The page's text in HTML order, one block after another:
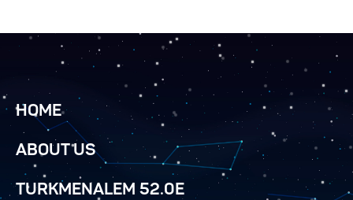
HOME
ABOUT US
TURKMENALEM 52.0E